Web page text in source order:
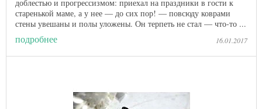
доблестью и прогрессизмом: приехал на праздники в гости к
старенькой маме, а у нее — до сих пор! — повсюду коврами
стены увешаны и полы уложены. Он терпеть не стал — что-то ...
подробнее 16.01.2017